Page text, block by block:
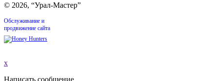
© 2026, “Урал-Мастер”
Обслуживание и
продвижение сайта
x
Написать сообщение